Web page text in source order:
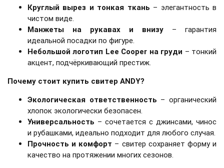
Круглый вырез и тонкая ткань – элегантность в
чистом виде.
Манжеты на рукавах и внизу – гарантия
идеальной посадки по фигуре.
Небольшой логотип Lee Cooper на груди – тонкий
акцент, подчёркивающий престиж.
Почему стоит купить свитер ANDY?
Экологическая ответственность – органический
хлопок экологически безопасен.
Универсальность – сочетается с джинсами, чинос
и рубашками, идеально подходит для любого случая.
Прочность и комфорт – свитер сохраняет форму и
качество на протяжении многих сезонов.